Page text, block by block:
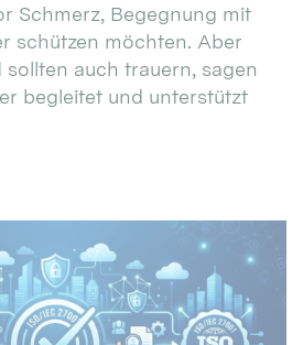
Schmerz, Begegnung mit
schützen möchten. Aber
auch trauern, sagen
begleitet und unterstützt